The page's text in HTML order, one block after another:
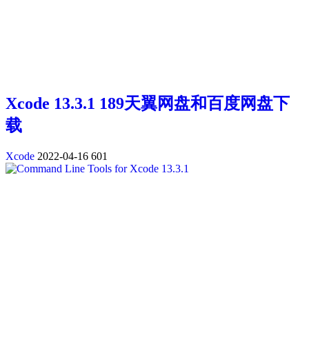
Xcode 13.3.1 189天翼网盘和百度网盘下
载
Xcode 2022-04-16 601